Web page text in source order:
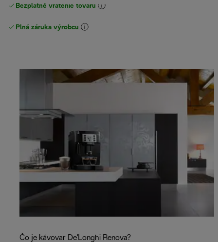
Bezplatné vrátenie tovaru
Plná záruka výrobcu
Čo je kávovar De'Longhi Renova?